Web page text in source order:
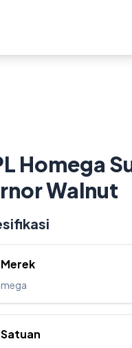
Homega
Walnut
Merek
Satuan